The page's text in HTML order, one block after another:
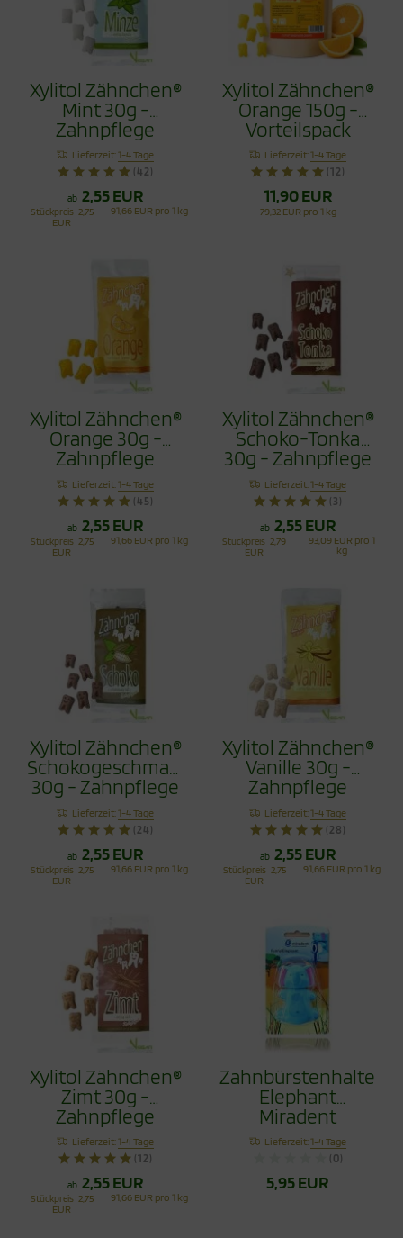
Xylitol Zähnchen®
Mint 30g -
Zahnpflege
Bonbons
Lieferzeit:1-4 Tage
(42)
ab 2,55 EUR
Stückpreis 2,75
EUR
91,66 EUR pro 1 kg
Xylitol Zähnchen®
Orange 150g -
Vorteilspack
Lieferzeit:1-4 Tage
(12)
11,90 EUR
79,32 EUR pro 1 kg
Xylitol Zähnchen®
Orange 30g -
Zahnpflege
Bonbons
Lieferzeit:1-4 Tage
(45)
ab 2,55 EUR
Stückpreis 2,75
EUR
91,66 EUR pro 1 kg
Xylitol Zähnchen®
Schoko-Tonka
30g - Zahnpflege
Bonbons
Lieferzeit:1-4 Tage
(3)
ab 2,55 EUR
Stückpreis 2,79
EUR
93,09 EUR pro 1
kg
Xylitol Zähnchen®
Schokogeschmack
30g - Zahnpflege
Bonbons
Lieferzeit:1-4 Tage
(24)
ab 2,55 EUR
Stückpreis 2,75
EUR
91,66 EUR pro 1 kg
Xylitol Zähnchen®
Vanille 30g -
Zahnpflege
Bonbons
Lieferzeit:1-4 Tage
(28)
ab 2,55 EUR
Stückpreis 2,75
EUR
91,66 EUR pro 1 kg
Xylitol Zähnchen®
Zimt 30g -
Zahnpflege
Bonbons
Lieferzeit:1-4 Tage
(12)
ab 2,55 EUR
Stückpreis 2,75
EUR
91,66 EUR pro 1 kg
Zahnbürstenhalter
Elephant
Miradent
Lieferzeit:1-4 Tage
(0)
5,95 EUR